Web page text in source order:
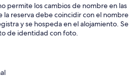
permite los cambios de nombre en las
la reserva debe coincidir con el nombre
y se hospeda en el alojamiento. Se
de identidad con foto.